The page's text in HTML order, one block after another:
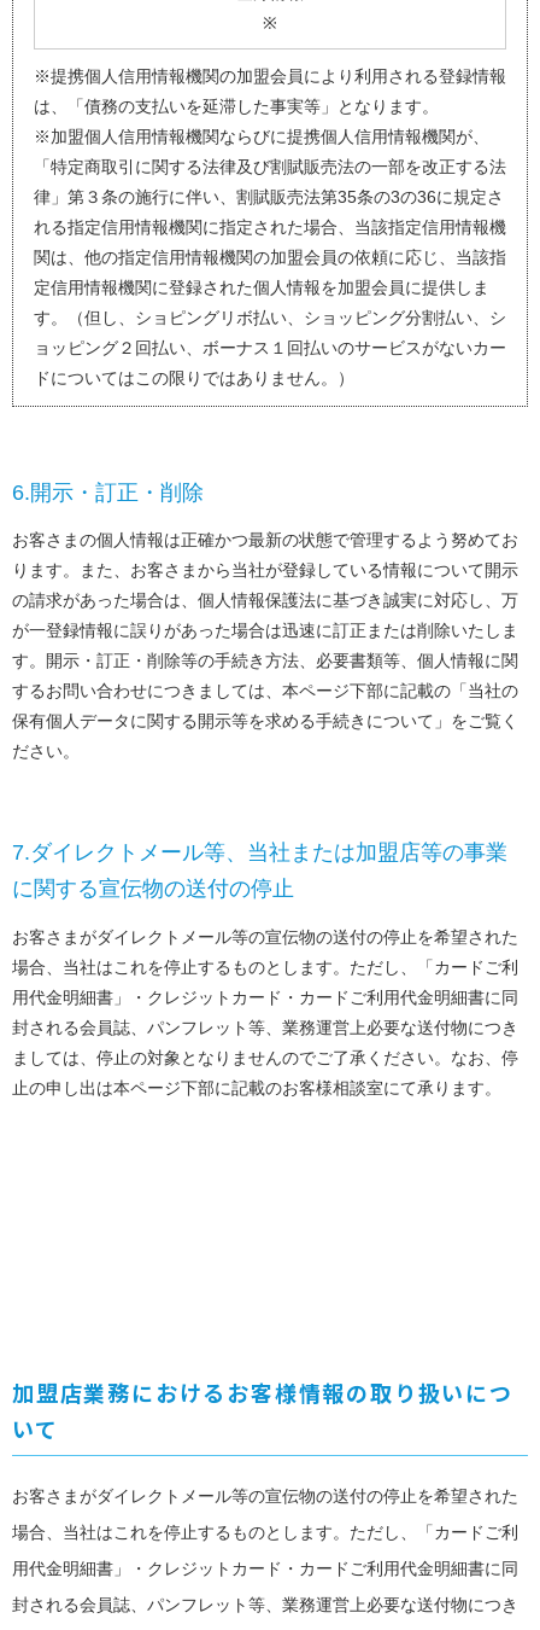
※
※提携個人信用情報機関の加盟会員により利用される登録情報
は、「債務の支払いを延滞した事実等」となります。
※加盟個人信用情報機関ならびに提携個人信用情報機関が、
「特定商取引に関する法律及び割賦販売法の一部を改正する法
律」第３条の施行に伴い、割賦販売法第35条の3の36に規定さ
れる指定信用情報機関に指定された場合、当該指定信用情報機
関は、他の指定信用情報機関の加盟会員の依頼に応じ、当該指
定信用情報機関に登録された個人情報を加盟会員に提供しま
す。（但し、ショピングリボ払い、ショッピング分割払い、シ
ョッピング２回払い、ボーナス１回払いのサービスがないカー
ドについてはこの限りではありません。）
6.開示・訂正・削除
お客さまの個人情報は正確かつ最新の状態で管理するよう努めてお
ります。また、お客さまから当社が登録している情報について開示
の請求があった場合は、個人情報保護法に基づき誠実に対応し、万
が一登録情報に誤りがあった場合は迅速に訂正または削除いたしま
す。開示・訂正・削除等の手続き方法、必要書類等、個人情報に関
するお問い合わせにつきましては、本ページ下部に記載の「当社の
保有個人データに関する開示等を求める手続きについて」をご覧く
ださい。
7.ダイレクトメール等、当社または加盟店等の事業
に関する宣伝物の送付の停止
お客さまがダイレクトメール等の宣伝物の送付の停止を希望された
場合、当社はこれを停止するものとします。ただし、「カードご利
用代金明細書」・クレジットカード・カードご利用代金明細書に同
封される会員誌、パンフレット等、業務運営上必要な送付物につき
ましては、停止の対象となりませんのでご了承ください。なお、停
止の申し出は本ページ下部に記載のお客様相談室にて承ります。
加盟店業務におけるお客様情報の取り扱いにつ
いて
お客さまがダイレクトメール等の宣伝物の送付の停止を希望された
場合、当社はこれを停止するものとします。ただし、「カードご利
用代金明細書」・クレジットカード・カードご利用代金明細書に同
封される会員誌、パンフレット等、業務運営上必要な送付物につき